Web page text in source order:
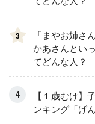
3
「まやお姉さ
かあさんとい
てどんな人？
【１歳むけ】
ンキング「げ